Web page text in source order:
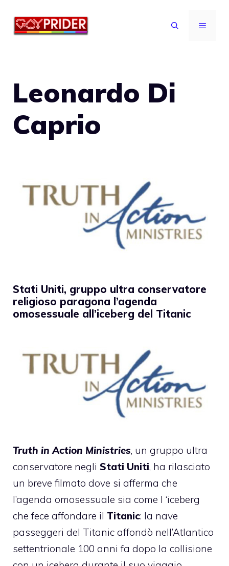
MENU
Leonardo Di
Caprio
Stati Uniti, gruppo ultra conservatore
religioso paragona l’agenda
omosessuale all’iceberg del Titanic
Truth in Action Ministries, un gruppo ultra
conservatore negli Stati Uniti, ha rilasciato
un breve filmato dove si afferma che
l’agenda omosessuale sia come l ‘iceberg
che fece affondare il Titanic: la nave
passeggeri del Titanic affondò nell’Atlantico
settentrionale 100 anni fa dopo la collisione